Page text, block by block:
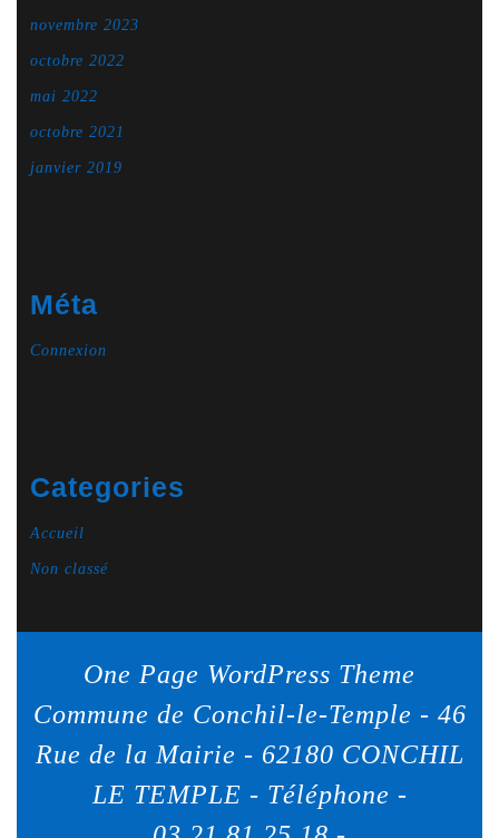
novembre 2023
octobre 2022
mai 2022
octobre 2021
janvier 2019
Méta
Connexion
Categories
Accueil
Non classé
One Page WordPress Theme
Commune de Conchil-le-Temple - 46
Rue de la Mairie - 62180 CONCHIL
LE TEMPLE - Téléphone -